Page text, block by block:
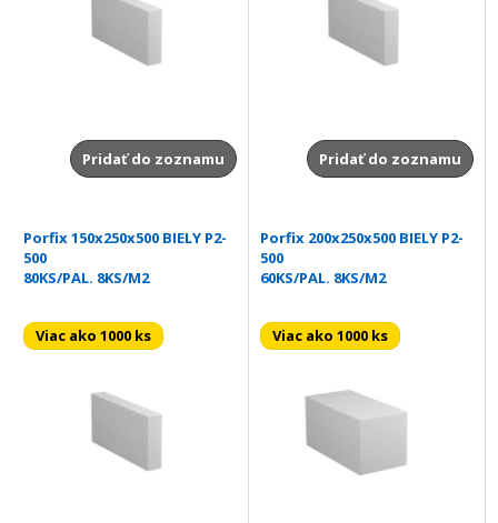
Pridať do zoznamu Pridať do zoznamu
Porfix 150x250x500 BIELY P2-
500
80KS/PAL. 8KS/M2
Viac ako 1000 ks
Porfix 200x250x500 BIELY P2-
500
60KS/PAL. 8KS/M2
Viac ako 1000 ks